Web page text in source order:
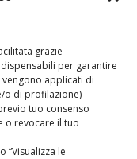
grazie
per garantire
vengono applicati di
o di profilazione)
tuo consenso
o revocare il tuo
“Visualizza le
il Tribunale di
responsabile: